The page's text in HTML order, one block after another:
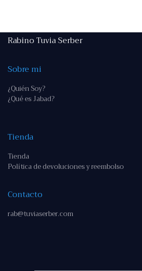
Rabino Tuvia Serber
Sobre mi
¿Quién Soy?
¿Qué es Jabad?
Tienda
Tienda
Política de devoluciones y reembolso
Contacto
rab@tuviaserber.com